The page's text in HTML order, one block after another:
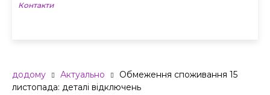
Контакти
додому Актуально
​​Обмеження споживання 15
листопада: деталі відключень